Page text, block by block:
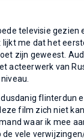
televisie gezien
lijkt me dat het
zijn geweest.
acteerwerk van
flinterdun
film zich niet
waar ik mee
vele